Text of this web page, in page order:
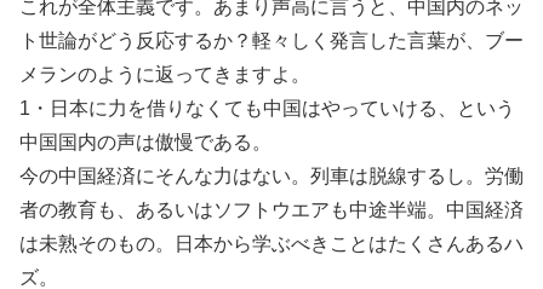
これが全体主義です。あまり声高に言うと、中国内のネッ
ト世論がどう反応するか？軽々しく発言した言葉が、ブー
メランのように返ってきますよ。
1・日本に力を借りなくても中国はやっていける、という
中国国内の声は傲慢である。
今の中国経済にそんな力はない。列車は脱線するし。労働
者の教育も、あるいはソフトウエアも中途半端。中国経済
は未熟そのもの。日本から学ぶべきことはたくさんあるハ
ズ。